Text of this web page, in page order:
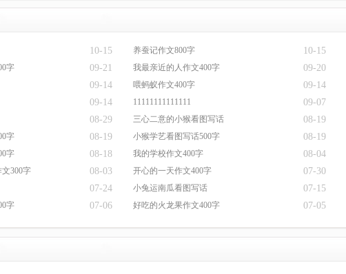
10-15 养蚕记作文800字 10-15
字 09-21 我最亲近的人作文400字 09-20
09-14 喂蚂蚁作文400字 09-14
09-14 11111111111111 09-07
08-29 三心二意的小猴看图写话 08-19
字 08-19 小猴学艺看图写话500字 08-19
字 08-18 我的学校作文400字 08-04
300字 08-03 开心的一天作文400字 07-30
07-24 小兔运南瓜看图写话 07-15
字 07-06 好吃的火龙果作文400字 07-05